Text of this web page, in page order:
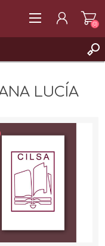
(0)
LUCÍA